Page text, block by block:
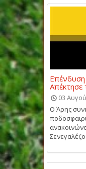
Επένδυση
03
Ο Άρης